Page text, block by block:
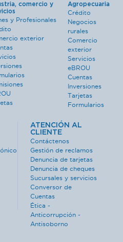
comercio y
y Profesionales
exterior
Agropecuaria
Crédito
Negocios
rurales
Comercio
exterior
Servicios
eBROU
Cuentas
Inversiones
Tarjetas
Formularios
ATENCIÓN AL
CLIENTE
Contáctenos
Gestión de reclamos
Denuncia de tarjetas
Denuncia de cheques
Sucursales y servicios
Conversor de
Cuentas
Ética -
Anticorrupción -
Antisoborno